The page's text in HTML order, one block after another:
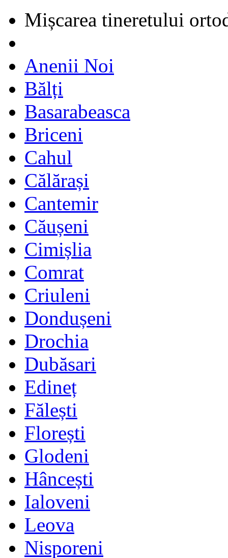
Mișcarea tineretului
Anenii Noi
Bălți
Basarabeasca
Briceni
Cahul
Călărași
Cantemir
Căușeni
Cimișlia
Comrat
Criuleni
Dondușeni
Drochia
Dubăsari
Edineț
Fălești
Florești
Glodeni
Hâncești
Ialoveni
Leova
Nisporeni